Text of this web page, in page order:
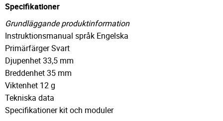
Specifikationer
Grundläggande produktinformation
Instruktionsmanual språk Engelska
Primärfärger Svart
Djupenhet 33,5 mm
Breddenhet 35 mm
Viktenhet 12 g
Tekniska data
Specifikationer kit och moduler